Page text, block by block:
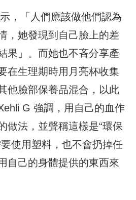
，「人們應該做他們認為
，她發現到自己臉上的差
果」。而她也不吝分享產
在生理期時用月亮杯收集
他臉部保養品混合，以此
G 強調，用自己的血作
做法，並聲稱這樣是“環保
使用塑料，也不會扔掉任
自己的身體提供的東西來